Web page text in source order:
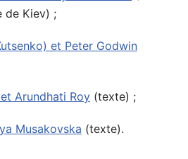
de Kiev) ;
et Peter Godwin
Arundhati Roy (texte) ;
Musakovska (texte).